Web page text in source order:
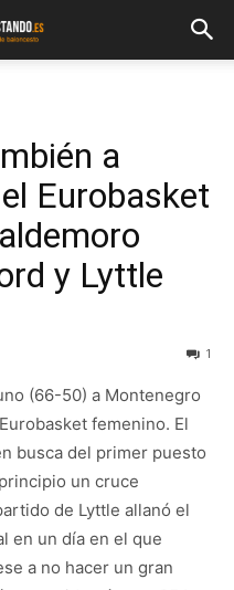
a
Eurobasket
y Lyttle
1
(66-50) a Montenegro
femenino. El
busca del primer puesto
un cruce
de Lyttle allanó el
en un día en el que
a no hacer un gran